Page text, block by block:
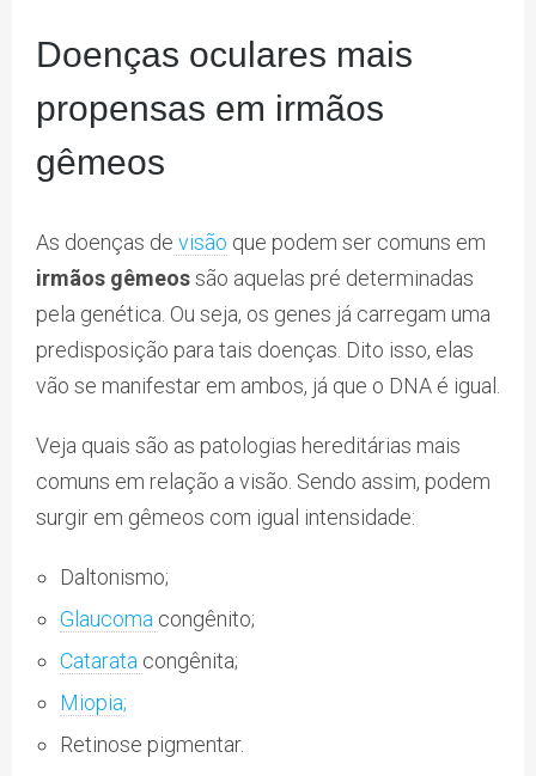
Doenças oculares mais
propensas em irmãos
gêmeos
As doenças de visão que podem ser comuns em
irmãos gêmeossão aquelas pré determinadas
pela genética. Ou seja, os genes já carregam uma
predisposição para tais doenças. Dito isso, elas
vão se manifestar em ambos, já que o DNA é igual.
Veja quais são as patologias hereditárias mais
comuns em relação a visão. Sendo assim, podem
surgir em gêmeos com igual intensidade:
Daltonismo;
Glaucoma congênito;
Catarata congênita;
Miopia;
Retinose pigmentar.